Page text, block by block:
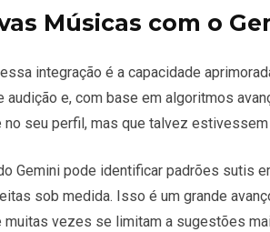
Músicas com o
integração é a capacidade
e, com base em algoritmos
seu perfil, mas que talvez estivessem
Gemini pode identificar padrões sutis
sob medida. Isso é um grande
muitas vezes se limitam a sugestões